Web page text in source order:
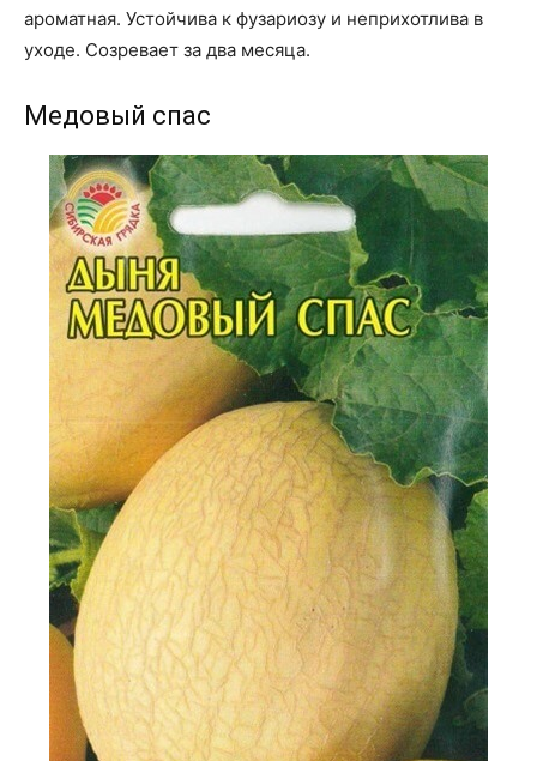
ароматная. Устойчива к фузариозу и неприхотлива в
уходе. Созревает за два месяца.
Медовый спас